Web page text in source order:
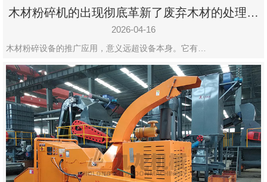
木材粉碎机的出现彻底革新了废弃木材的处理模
式
2026-04-16
木材粉碎设备的推广应用，意义远超设备本身。它有…